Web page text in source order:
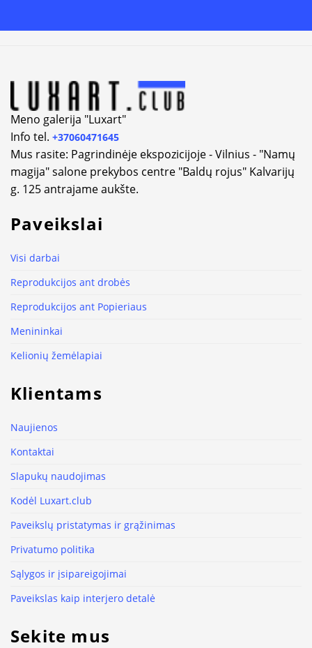
Meno galerija "Luxart"
Info tel. +37060471645
Mus rasite: Pagrindinėje ekspozicijoje - Vilnius - "Namų
magija" salone prekybos centre "Baldų rojus" Kalvarijų
g. 125 antrajame aukšte.
Paveikslai
Visi darbai
Reprodukcijos ant drobės
Reprodukcijos ant Popieriaus
Menininkai
Kelionių žemėlapiai
Klientams
Naujienos
Kontaktai
Slapukų naudojimas
Kodėl Luxart.club
Paveikslų pristatymas ir grąžinimas
Privatumo politika
Sąlygos ir įsipareigojimai
Paveikslas kaip interjero detalė
Sekite mus